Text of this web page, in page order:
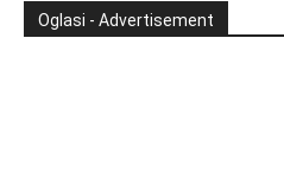
Oglasi - Advertisement